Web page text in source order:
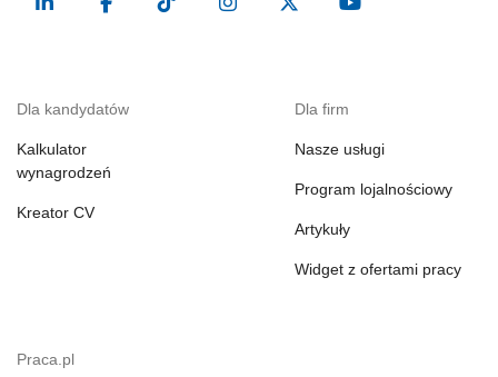
Dla kandydatów
Kalkulator
wynagrodzeń
Kreator CV
Dla firm
Nasze usługi
Program lojalnościowy
Artykuły
Widget z ofertami pracy
Praca.pl